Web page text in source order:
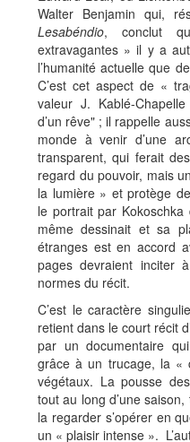
Walter Benjamin qui,
Lesabéndio, conclut
extravagantes » il y a
l’humanité actuelle que
C’est cet aspect de «
valeur J. Kablé-
d’un rêve" ; il rappelle
monde à venir d’une
transparent, qui ferait
regard du pouvoir, mais
la lumière » et protège
le portrait par
même dessinait et sa
étranges est en accord
pages devraient inciter
normes du récit.
C’est le caractère
retient dans le court récit
par un documentaire
grâce à un trucage, la «
végétaux. La pousse
tout au long d’une
la regarder s’opérer en
un « plaisir intense ».